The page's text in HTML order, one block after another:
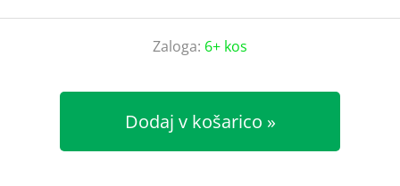
Zaloga: 6+ kos
Dodaj v košarico